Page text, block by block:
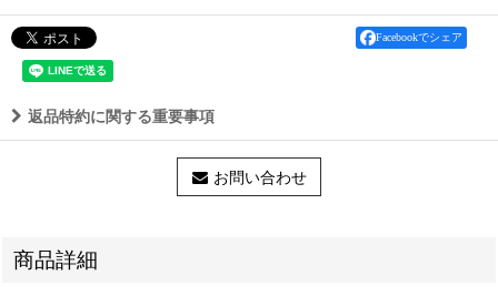
Facebookでシェア
返品特約に関する重要事項
お問い合わせ
商品詳細